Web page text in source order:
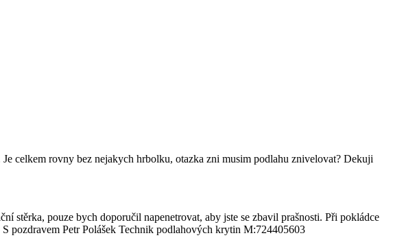
celkem rovny bez nejakych hrbolku, otazka zni musim podlahu znivelovat? Dekuji
stěrka, pouze bych doporučil napenetrovat, aby jste se zbavil prašnosti. Při pokládce
pozdravem Petr Polášek Technik podlahových krytin M:724405603